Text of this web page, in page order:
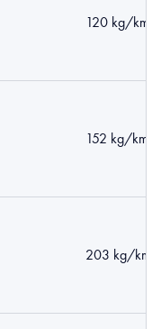
120 kg/km
152 kg/km
203 kg/km